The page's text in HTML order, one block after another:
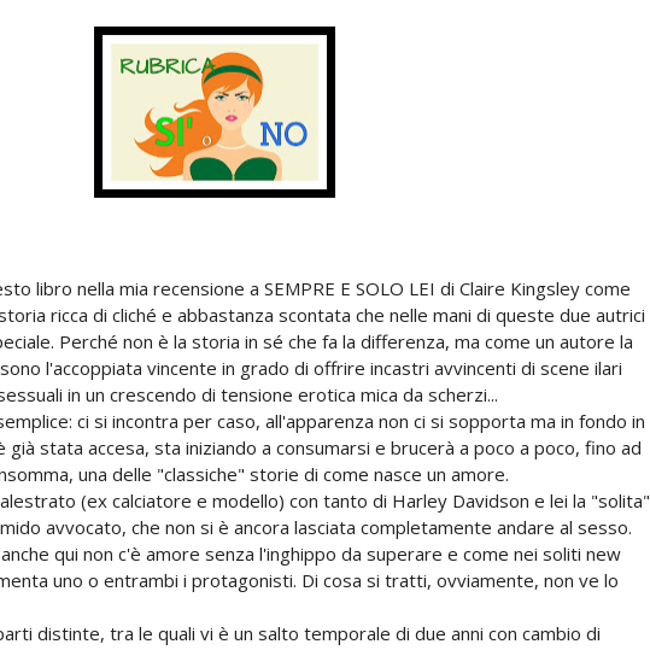
libro nella mia recensione a SEMPRE E SOLO LEI di Claire Kingsley come
ricca di cliché e abbastanza scontata che nelle mani di queste due autrici
Perché non è la storia in sé che fa la differenza, ma come un autore la
l'accoppiata vincente in grado di offrire incastri avvincenti di scene ilari
in un crescendo di tensione erotica mica da scherzi...
ci si incontra per caso, all'apparenza non ci si sopporta ma in fondo in
già stata accesa, sta iniziando a consumarsi e brucerà a poco a poco, fino ad
una delle "classiche" storie di come nasce un amore.
(ex calciatore e modello) con tanto di Harley Davidson e lei la "solita"
avvocato, che non si è ancora lasciata completamente andare al sesso.
qui non c'è amore senza l'inghippo da superare e come nei soliti new
uno o entrambi i protagonisti. Di cosa si tratti, ovviamente, non ve lo
distinte, tra le quali vi è un salto temporale di due anni con cambio di